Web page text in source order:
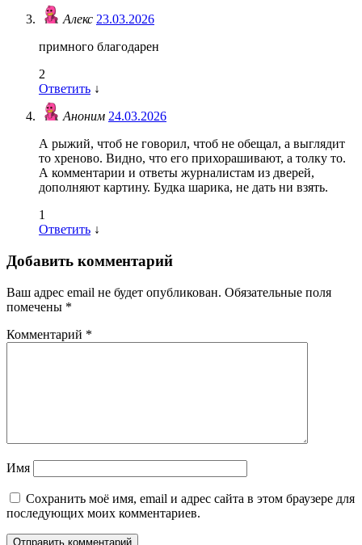
Алекс 23.03.2026
примного благодарен
2
Ответить ↓
Аноним 24.03.2026
А рыжий, чтоб не говорил, чтоб не обещал, а выглядит
то хреново. Видно, что его прихорашивают, а толку то.
А комментарии и ответы журналистам из дверей,
дополняют картину. Будка шарика, не дать ни взять.
1
Ответить ↓
Добавить комментарий
Ваш адрес email не будет опубликован. Обязательные поля
помечены *
Комментарий *
Имя
Сохранить моё имя, email и адрес сайта в этом браузере для
последующих моих комментариев.